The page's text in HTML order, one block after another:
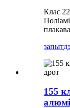
Клас
запыт
155